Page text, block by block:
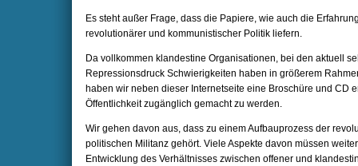
Es steht außer Frage, dass die Papiere, wie auch die
revolutionärer und kommunistischer Politik liefern.
Da vollkommen klandestine Organisationen, bei den aktuell
Repressionsdruck Schwierigkeiten haben in größerem
haben wir neben dieser Internetseite eine Broschüre und CD
Öffentlichkeit zugänglich gemacht zu werden.
Wir gehen davon aus, dass zu einem Aufbauprozess der
politischen Militanz gehört. Viele Aspekte davon müssen
Entwicklung des Verhältnisses zwischen offener und